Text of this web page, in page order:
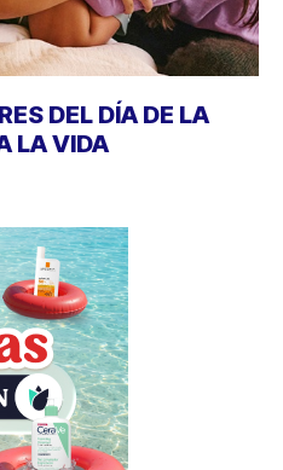
DEL DÍA DE LA
LA VIDA